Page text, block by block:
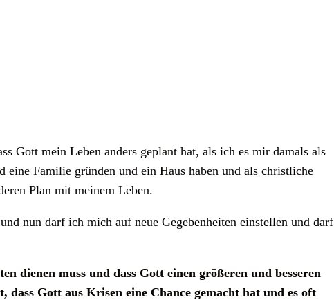
Gott mein Leben anders geplant hat, als ich es mir damals als
Familie gründen und ein Haus haben und als christliche
Plan mit meinem Leben.
nun darf ich mich auf neue Gegebenheiten einstellen und darf
dienen muss und dass Gott einen größeren und besseren
Gott aus Krisen eine Chance gemacht hat und es oft